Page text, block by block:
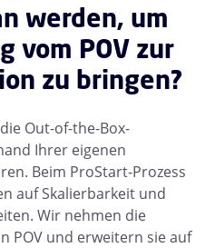
werden, um
vom POV zur
zu bringen?
Out-of-the-Box-
Ihrer eigenen
Beim ProStart-Prozess
auf Skalierbarkeit und
Wir nehmen die
POV und erweitern sie auf